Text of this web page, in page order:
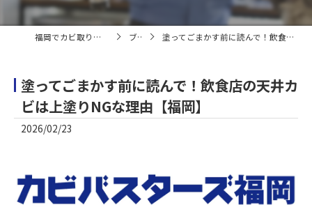
福岡でカビ取りならカビバスターズ福岡 ブログ 塗ってごまかす前に読んで！飲食店の天井カビは上塗りNGな理由【福岡】
塗ってごまかす前に読んで！飲食店の天井カ
ビは上塗りNGな理由【福岡】
2026/02/23